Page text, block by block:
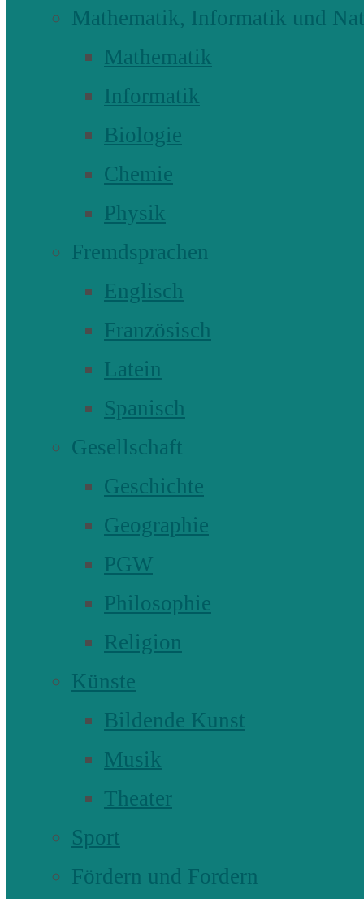
Mathematik, Informatik und
Mathematik
Informatik
Biologie
Chemie
Physik
Fremdsprachen
Englisch
Französisch
Latein
Spanisch
Gesellschaft
Geschichte
Geographie
PGW
Philosophie
Religion
Künste
Bildende Kunst
Musik
Theater
Sport
Fördern und Fordern